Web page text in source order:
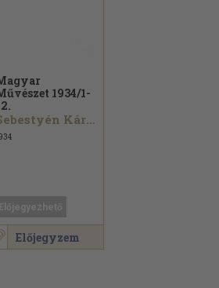
Előjegyzem
1934/1-
Sebestyén Károly...